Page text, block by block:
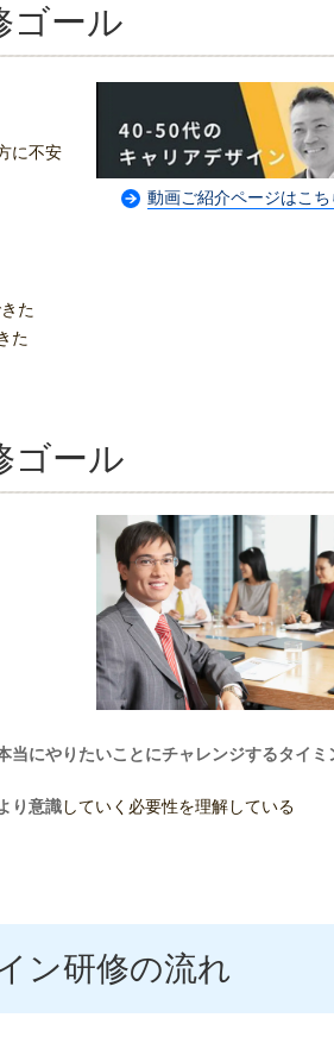
ゴール
動画ご紹介ページはこち
に不安
た
た
ゴール
当にやりたいことにチャレンジするタイミ
り意識していく必要性を理解している
ン研修の流れ